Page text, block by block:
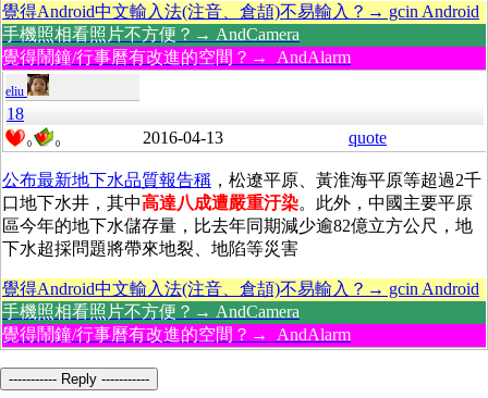
覺得Android中文輸入法(注音、倉頡)不易輸入？→ gcin Android
手機照相看照片不方便？→ AndCamera
覺得鬧鐘/行事曆有改進的空間？→ AndAlarm
eliu
18
0 0 2016-04-13 quote
公布最新地下水品質報告稱 ，松遼平原、黃淮海平原等超過2千
口地下水井，其中高達八成遭嚴重汙染。此外，中國主要平原
區今年的地下水儲存量，比去年同期減少逾82億立方公尺，地
下水超採問題將帶來地裂、地陷等災害
覺得Android中文輸入法(注音、倉頡)不易輸入？→ gcin Android
手機照相看照片不方便？→ AndCamera
覺得鬧鐘/行事曆有改進的空間？→ AndAlarm
----------- Reply -----------